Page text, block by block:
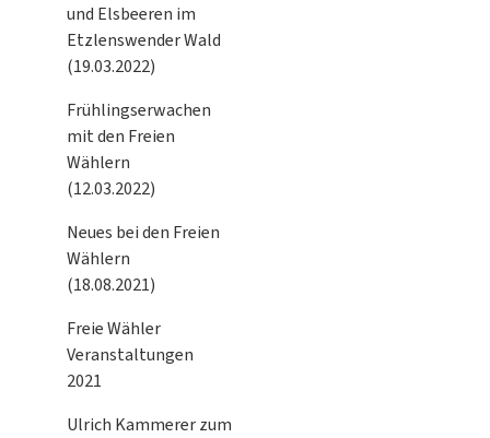
und Elsbeeren im
Etzlenswender Wald
(19.03.2022)
Frühlingserwachen
mit den Freien
Wählern
(12.03.2022)
Neues bei den Freien
Wählern
(18.08.2021)
Freie Wähler
Veranstaltungen
2021
Ulrich Kammerer zum